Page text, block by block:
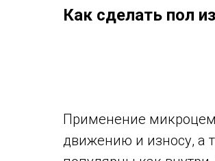
Как сделать пол
Применение
движению и износу, а